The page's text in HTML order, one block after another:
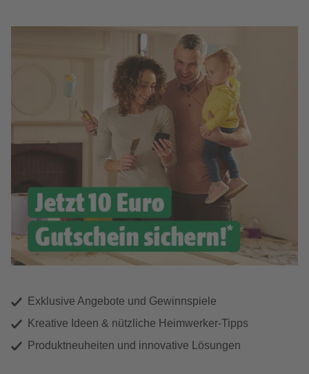
Exklusive Angebote und Gewinnspiele
Kreative Ideen & nützliche Heimwerker-Tipps
Produktneuheiten und innovative Lösungen